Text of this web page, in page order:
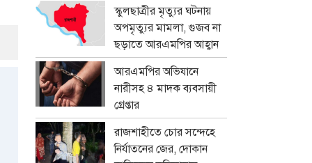
স্কুলছাত্রীর মৃত্যুর ঘটনায়
অপমৃত্যুর মামলা, গুজব না
ছড়াতে আরএমপির আহ্বান
আরএমপির অভিযানে
নারীসহ ৪ মাদক ব্যবসায়ী
গ্রেপ্তার
রাজশাহীতে চোর সন্দেহে
নির্যাতনের জের, দোকান